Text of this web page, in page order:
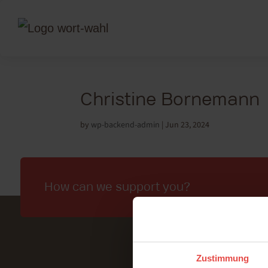
Zustimmung
Christine Bornemann
by wp-backend-admin Jun 23, 2024
How can we support you?